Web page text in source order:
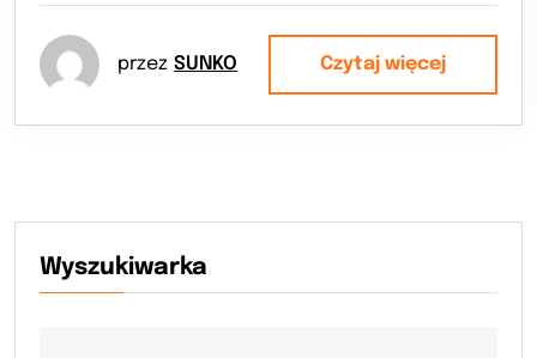
przez SUNKO Czytaj więcej
Wyszukiwarka